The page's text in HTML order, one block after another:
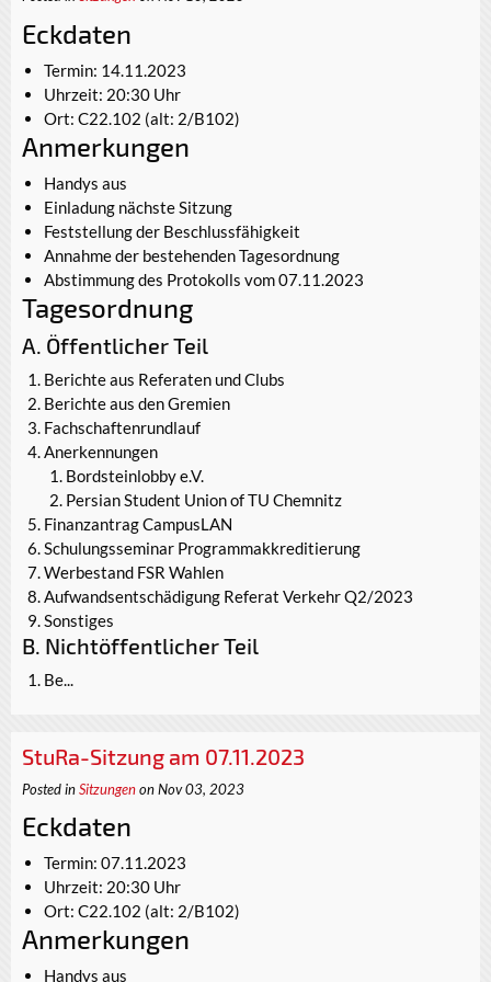
Eckdaten
Termin: 14.11.2023
Uhrzeit: 20:30 Uhr
Ort: C22.102 (alt: 2/B102)
Anmerkungen
Handys aus
Einladung nächste Sitzung
Feststellung der Beschlussfähigkeit
Annahme der bestehenden Tagesordnung
Abstimmung des Protokolls vom 07.11.2023
Tagesordnung
A. Öffentlicher Teil
Berichte aus Referaten und Clubs
Berichte aus den Gremien
Fachschaftenrundlauf
Anerkennungen
Bordsteinlobby e.V.
Persian Student Union of TU Chemnitz
Finanzantrag CampusLAN
Schulungsseminar Programmakkreditierung
Werbestand FSR Wahlen
Aufwandsentschädigung Referat Verkehr Q2/2023
Sonstiges
B. Nichtöffentlicher Teil
Be...
StuRa-Sitzung am 07.11.2023
Posted inSitzungenon Nov 03, 2023
Eckdaten
Termin: 07.11.2023
Uhrzeit: 20:30 Uhr
Ort: C22.102 (alt: 2/B102)
Anmerkungen
Handys aus